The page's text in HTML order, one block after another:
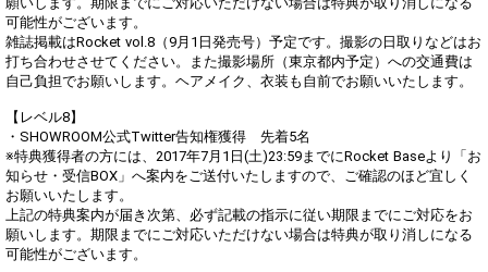
可能性がございます。
雑誌掲載はRocket vol.8（9月1日発売号）予定です。撮影の日取りなどはお
打ち合わせさせてください。また撮影場所（東京都内予定）への交通費は
自己負担でお願いします。ヘアメイク、衣装も自前でお願いいたします。
【レベル8】
・SHOWROOM公式Twitter告知権獲得 先着5名
※特典獲得者の方には、2017年7月1日(土)23:59までにRocket Baseより「お
知らせ・受信BOX」へ案内をご送付いたしますので、ご確認のほど宜しく
お願いいたします。
上記の特典案内が届き次第、必ず記載の指示に従い期限までにご対応をお
願いします。期限までにご対応いただけない場合は特典が取り消しになる
可能性がございます。